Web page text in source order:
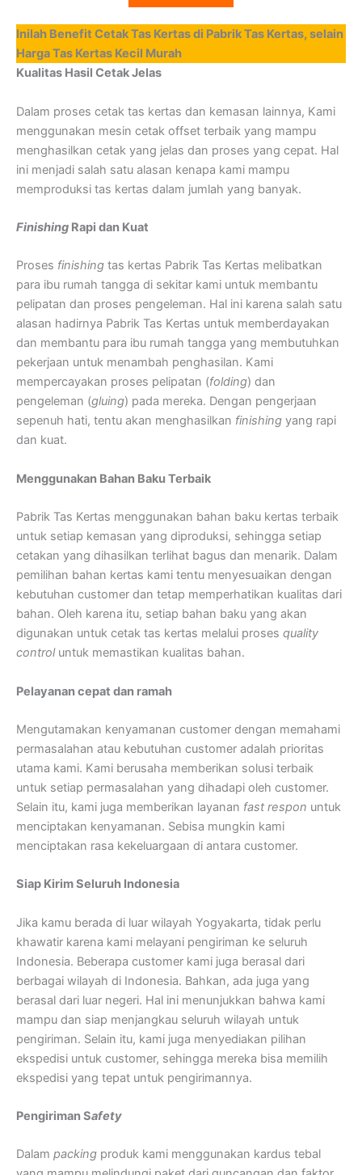
Inilah Benefit Cetak Tas Kertas di Pabrik Tas Kertas, selain
Harga Tas Kertas Kecil Murah
Kualitas Hasil Cetak Jelas
Dalam proses cetak tas kertas dan kemasan lainnya, Kami
menggunakan mesin cetak offset terbaik yang mampu
menghasilkan cetak yang jelas dan proses yang cepat. Hal
ini menjadi salah satu alasan kenapa kami mampu
memproduksi tas kertas dalam jumlah yang banyak.
Finishing Rapi dan Kuat
Proses finishing tas kertas Pabrik Tas Kertas melibatkan
para ibu rumah tangga di sekitar kami untuk membantu
pelipatan dan proses pengeleman. Hal ini karena salah satu
alasan hadirnya Pabrik Tas Kertas untuk memberdayakan
dan membantu para ibu rumah tangga yang membutuhkan
pekerjaan untuk menambah penghasilan. Kami
mempercayakan proses pelipatan (folding) dan
pengeleman (gluing) pada mereka. Dengan pengerjaan
sepenuh hati, tentu akan menghasilkan finishing yang rapi
dan kuat.
Menggunakan Bahan Baku Terbaik
Pabrik Tas Kertas menggunakan bahan baku kertas terbaik
untuk setiap kemasan yang diproduksi, sehingga setiap
cetakan yang dihasilkan terlihat bagus dan menarik. Dalam
pemilihan bahan kertas kami tentu menyesuaikan dengan
kebutuhan customer dan tetap memperhatikan kualitas dari
bahan. Oleh karena itu, setiap bahan baku yang akan
digunakan untuk cetak tas kertas melalui proses quality
controluntuk memastikan kualitas bahan.
Pelayanan cepat dan ramah
Mengutamakan kenyamanan customer dengan memahami
permasalahan atau kebutuhan customer adalah prioritas
utama kami. Kami berusaha memberikan solusi terbaik
untuk setiap permasalahan yang dihadapi oleh customer.
Selain itu, kami juga memberikan layanan fast respon untuk
menciptakan kenyamanan. Sebisa mungkin kami
menciptakan rasa kekeluargaan di antara customer.
Siap Kirim Seluruh Indonesia
Jika kamu berada di luar wilayah Yogyakarta, tidak perlu
khawatir karena kami melayani pengiriman ke seluruh
Indonesia. Beberapa customer kami juga berasal dari
berbagai wilayah di Indonesia. Bahkan, ada juga yang
berasal dari luar negeri. Hal ini menunjukkan bahwa kami
mampu dan siap menjangkau seluruh wilayah untuk
pengiriman. Selain itu, kami juga menyediakan pilihan
ekspedisi untuk customer, sehingga mereka bisa memilih
ekspedisi yang tepat untuk pengirimannya.
Pengiriman Safety
Dalam packing produk kami menggunakan kardus tebal